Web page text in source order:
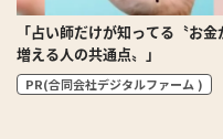
「占い師だけが知ってる〝お金
増える人の共通点〟」
PR(合同会社デジタルファーム )